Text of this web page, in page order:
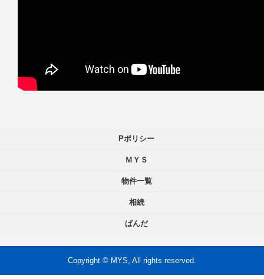
Pポリシー
ＭＹＳ
物件一覧
相続
ぱんだ
Copyright © MYS, All rights reserved.